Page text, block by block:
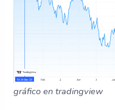
gráfico en tradingview